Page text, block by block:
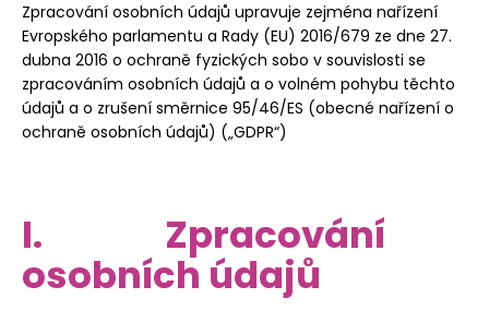
Zpracování osobních údajů upravuje zejména nařízení
Evropského parlamentu a Rady (EU) 2016/679 ze dne 27.
dubna 2016 o ochraně fyzických sobo v souvislosti se
zpracováním osobních údajů a o volném pohybu těchto
údajů a o zrušení směrnice 95/46/ES (obecné nařízení o
ochraně osobních údajů) („GDPR“)
I. Zpracování
osobních údajů
HLEDAT
p
o
r